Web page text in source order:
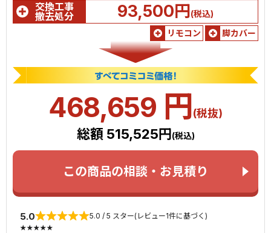
交換工事
撤去処分
93,500円(税込)
リモコン
脚カバー
468,659 円(税抜)
総額 515,525円 (税込)
この商品の相談・お見積り
5.0 5.0 / 5 スター(レビュー1件に基づく)
★★★★★